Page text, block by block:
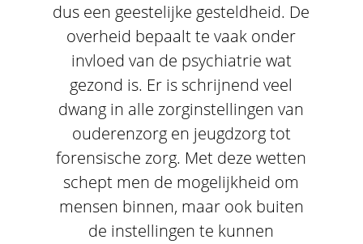
dus een geestelijke gesteldheid. De
overheid bepaalt te vaak onder
invloed van de psychiatrie wat
gezond is. Er is schrijnend veel
dwang in alle zorginstellingen van
ouderenzorg en jeugdzorg tot
forensische zorg. Met deze wetten
schept men de mogelijkheid om
mensen binnen, maar ook buiten
de instellingen te kunnen